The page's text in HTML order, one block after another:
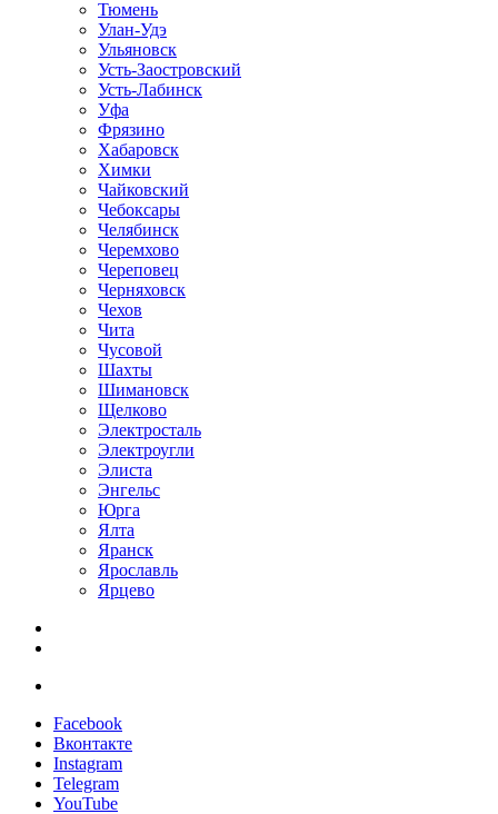
Тюмень
Улан-Удэ
Ульяновск
Усть-Заостровский
Усть-Лабинск
Уфа
Фрязино
Хабаровск
Химки
Чайковский
Чебоксары
Челябинск
Черемхово
Череповец
Черняховск
Чехов
Чита
Чусовой
Шахты
Шимановск
Щелково
Электросталь
Электроугли
Элиста
Энгельс
Юрга
Ялта
Яранск
Ярославль
Ярцево
Facebook
Вконтакте
Instagram
Telegram
YouTube